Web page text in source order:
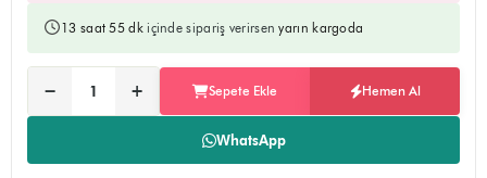
13 saat 55 dkiçinde sipariş verirsenyarın kargoda
Adet:
− + Sepete Ekle Hemen Al
WhatsApp
Ürünü sepete ekler, alışverişe devam edebilirsiniz
Doğrudan ödeme sayfasına yönlendirir